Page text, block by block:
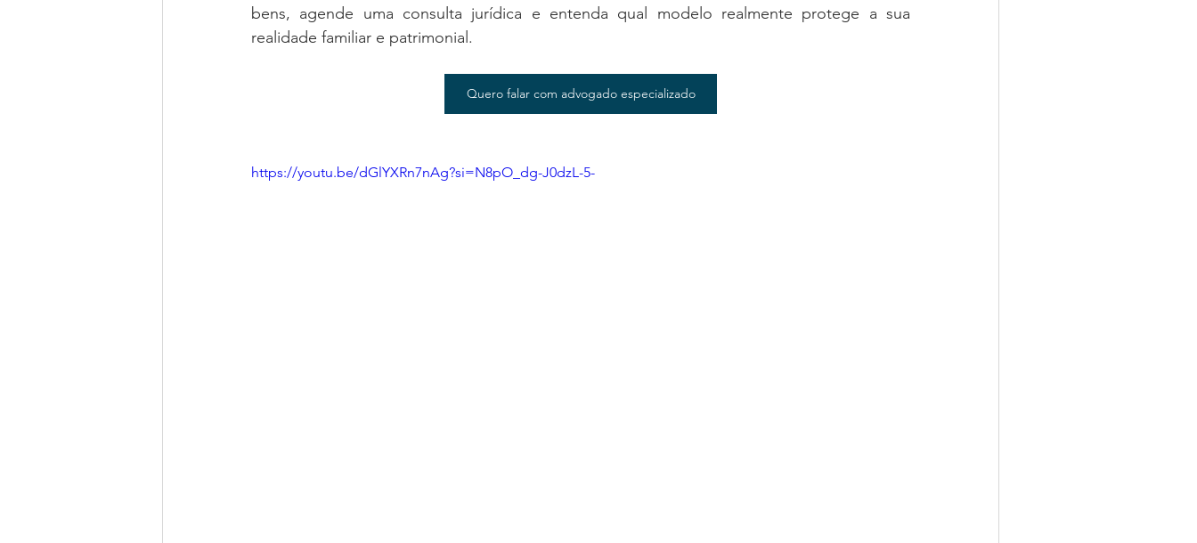
bens, agende uma consulta jurídica e entenda qual modelo realmente protege a sua
realidade familiar e patrimonial.
Quero falar com advogado especializado
https://youtu.be/dGlYXRn7nAg?si=N8pO_dg-J0dzL-5-